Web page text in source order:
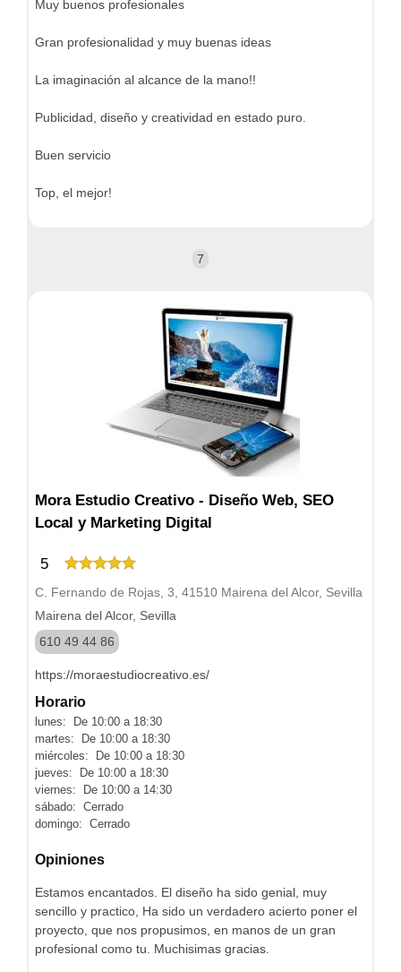
Muy buenos profesionales
Gran profesionalidad y muy buenas ideas
La imaginación al alcance de la mano!!
Publicidad, diseño y creatividad en estado puro.
Buen servicio
Top, el mejor!
7
Mora Estudio Creativo - Diseño Web, SEO
Local y Marketing Digital
5
C. Fernando de Rojas, 3, 41510 Mairena del Alcor, Sevilla
Mairena del Alcor, Sevilla
610 49 44 86
https://moraestudiocreativo.es/
Horario
lunes: De 10:00 a 18:30
martes: De 10:00 a 18:30
miércoles: De 10:00 a 18:30
jueves: De 10:00 a 18:30
viernes: De 10:00 a 14:30
sábado: Cerrado
domingo: Cerrado
Opiniones
Estamos encantados. El diseño ha sido genial, muy
sencillo y practico, Ha sido un verdadero acierto poner el
proyecto, que nos propusimos, en manos de un gran
profesional como tu. Muchisimas gracias.